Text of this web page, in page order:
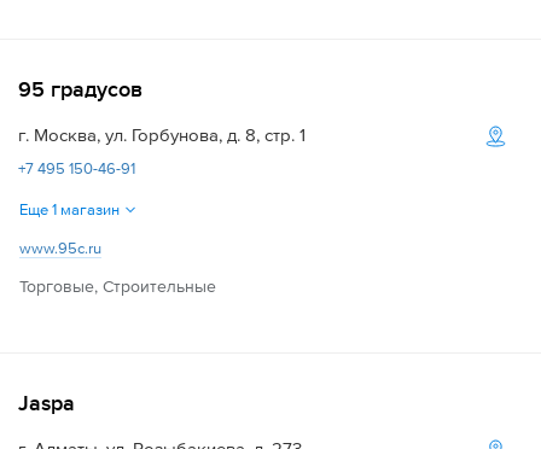
95 градусов
г. Москва, ул. Горбунова, д. 8, стр. 1
+7 495 150-46-91
Еще 1 магазин
www.95c.ru
Торговые, Строительные
Jaspa